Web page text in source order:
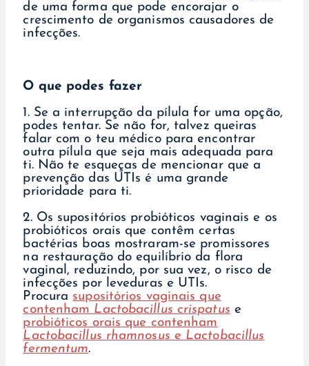
de uma forma que pode encorajar o
crescimento de organismos causadores de
infecções.
O que podes fazer
1. Se a interrupção da pílula for uma opção,
podes tentar. Se não for, talvez queiras
falar com o teu médico para encontrar
outra pílula que seja mais adequada para
ti. Não te esqueças de mencionar que a
prevenção das UTIs é uma grande
prioridade para ti.
2. Os supositórios probióticos vaginais e os
probióticos orais que contêm certas
bactérias boas mostraram-se promissores
na restauração do equilíbrio da flora
vaginal, reduzindo, por sua vez, o risco de
infecções por leveduras e UTIs.
Procura supositórios vaginais que
contenham Lactobacillus crispatus e
probióticos orais que contenham
Lactobacillus rhamnosus e Lactobacillus
fermentum.